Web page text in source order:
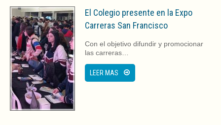
El Colegio presente en la Expo
Carreras San Francisco
Con el objetivo difundir y promocionar
las carreras…
LEER MAS